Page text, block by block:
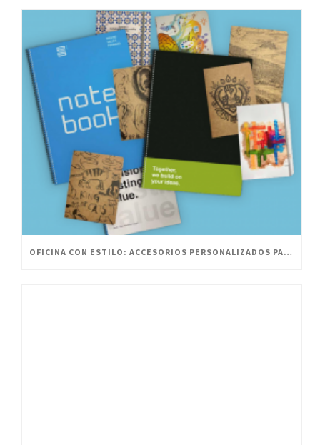
OFICINA CON ESTILO: ACCESORIOS PERSONALIZADOS PARA UN ESPACIO INNOVADOR